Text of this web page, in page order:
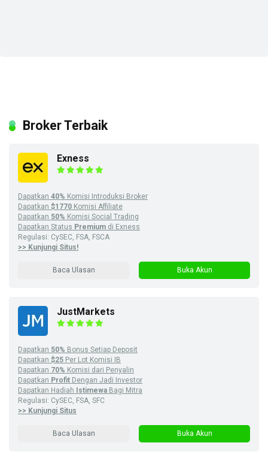
Broker Terbaik
Exness
Dapatkan 40% Komisi Introduksi Broker
Dapatkan $1770 Komisi Affiliate
Dapatkan 50% Komisi Social Trading
Dapatkan Status Premium di Exness
Regulasi: CySEC, FSA, FSCA
>> Kunjungi Situs!
Baca Ulasan Buka Akun
JustMarkets
Dapatkan 50% Bonus Setiap Deposit
Dapatkan $25 Per Lot Komisi IB
Dapatkan 70% Komisi dari Penyalin
Dapatkan Profit Dengan Jadi Investor
Dapatkan Hadiah Istimewa Bagi Mitra
Regulasi: CySEC, FSA, SFC
>> Kunjungi Situs
Baca Ulasan Buka Akun